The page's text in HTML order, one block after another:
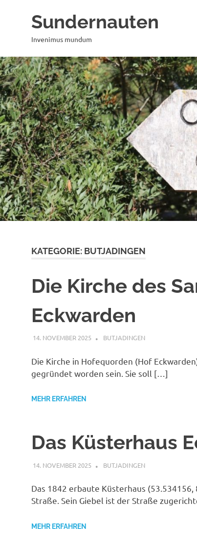
Sundernauten
Invenimus mundum
KATEGORIE: BUTJADINGEN
Die Kirche des
Eckwarden
14. NOVEMBER 2025 MAILBOX59846
BUTJADINGEN
Die Kirche in Hofequorden (Hof
gegründet worden sein. Sie soll […]
MEHR ERFAHREN
Das Küsterhaus
14. NOVEMBER 2025 MAILBOX59846
BUTJADINGEN
Das 1842 erbaute Küsterhaus
Straße. Sein Giebel ist der Straße
MEHR ERFAHREN